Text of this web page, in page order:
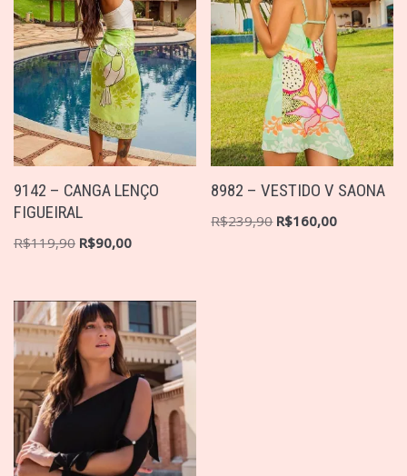
9142 – CANGA LENÇO
FIGUEIRAL
R$119,90 R$90,00
8982 – VESTIDO V SAONA
R$239,90 R$160,00